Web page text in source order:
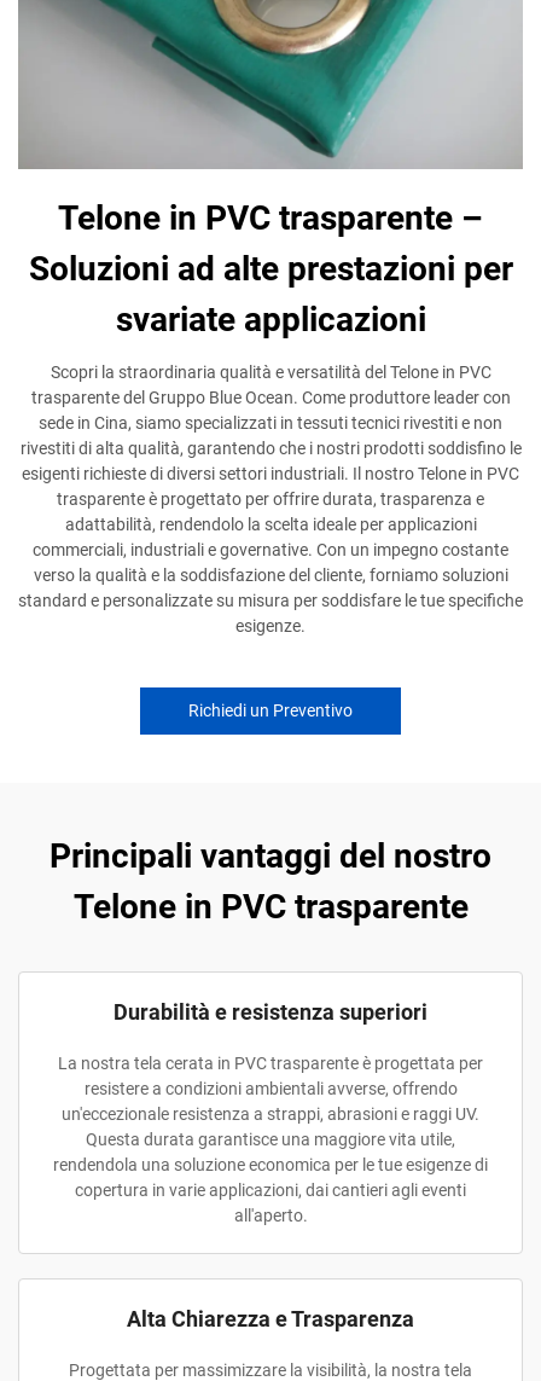
Telone in PVC trasparente –
Soluzioni ad alte prestazioni per
svariate applicazioni
Scopri la straordinaria qualità e versatilità del Telone in PVC
trasparente del Gruppo Blue Ocean. Come produttore leader con
sede in Cina, siamo specializzati in tessuti tecnici rivestiti e non
rivestiti di alta qualità, garantendo che i nostri prodotti soddisfino le
esigenti richieste di diversi settori industriali. Il nostro Telone in PVC
trasparente è progettato per offrire durata, trasparenza e
adattabilità, rendendolo la scelta ideale per applicazioni
commerciali, industriali e governative. Con un impegno costante
verso la qualità e la soddisfazione del cliente, forniamo soluzioni
standard e personalizzate su misura per soddisfare le tue specifiche
esigenze.
Richiedi un Preventivo
Principali vantaggi del nostro
Telone in PVC trasparente
Durabilità e resistenza superiori
La nostra tela cerata in PVC trasparente è progettata per
resistere a condizioni ambientali avverse, offrendo
un'eccezionale resistenza a strappi, abrasioni e raggi UV.
Questa durata garantisce una maggiore vita utile,
rendendola una soluzione economica per le tue esigenze di
copertura in varie applicazioni, dai cantieri agli eventi
all'aperto.
Alta Chiarezza e Trasparenza
Progettata per massimizzare la visibilità, la nostra tela